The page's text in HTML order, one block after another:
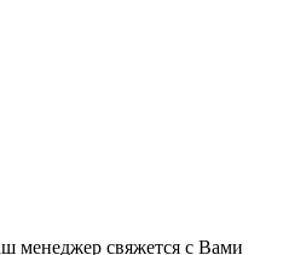
менеджер свяжется с Вами